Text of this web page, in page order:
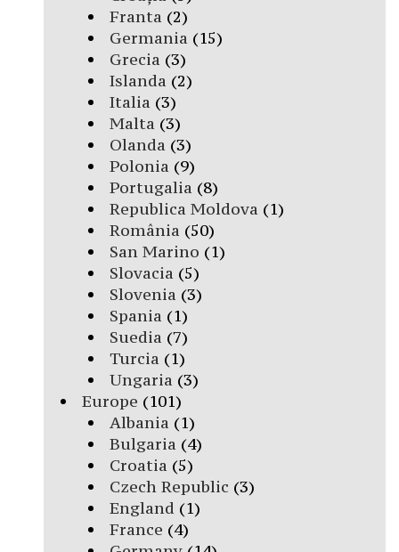
Franta (2)
Germania (15)
Grecia (3)
Islanda (2)
Italia (3)
Malta (3)
Olanda (3)
Polonia (9)
Portugalia (8)
Republica Moldova (1)
România (50)
San Marino (1)
Slovacia (5)
Slovenia (3)
Spania (1)
Suedia (7)
Turcia (1)
Ungaria (3)
Europe (101)
Albania (1)
Bulgaria (4)
Croatia (5)
Czech Republic (3)
England (1)
France (4)